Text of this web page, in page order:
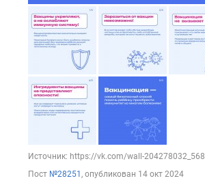
Источник: https://vk.com/wall-204278032_568
Пост №28251 , опубликован 14 окт 2024